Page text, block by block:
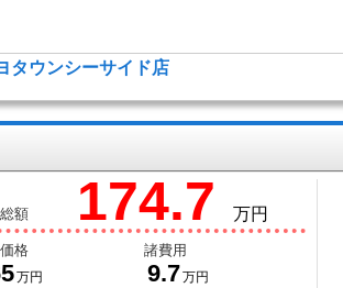
タウンシーサイド店
額 174.7 万円
格
万円
諸費用
9.7万円